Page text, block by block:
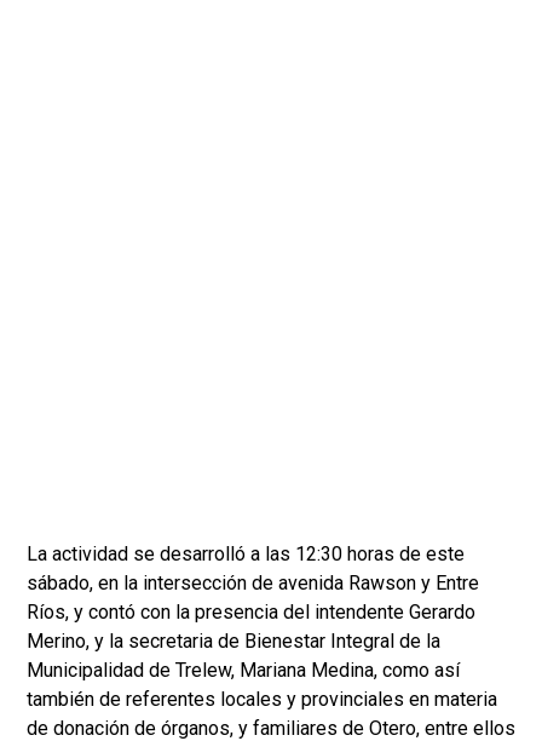
La actividad se desarrolló a las 12:30 horas de este
sábado, en la intersección de avenida Rawson y Entre
Ríos, y contó con la presencia del intendente Gerardo
Merino, y la secretaria de Bienestar Integral de la
Municipalidad de Trelew, Mariana Medina, como así
también de referentes locales y provinciales en materia
de donación de órganos, y familiares de Otero, entre ellos